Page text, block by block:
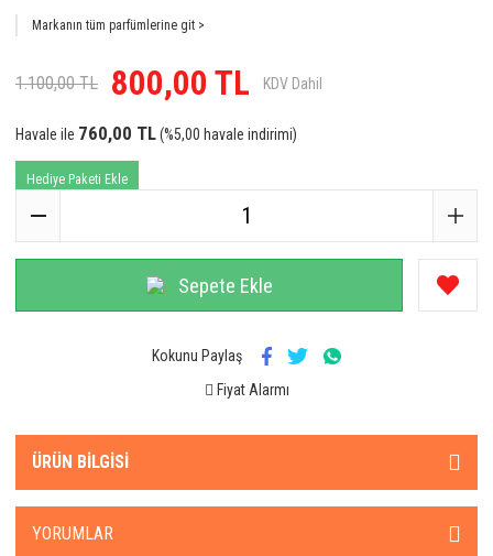
Markanın tüm parfümlerine git >
1.100,00 TL 800,00 TL KDV Dahil
Havale ile 760,00 TL(%5,00 havale indirimi)
Hediye Paketi Ekle
Sepete Ekle
Kokunu Paylaş
Fiyat Alarmı
ÜRÜN BILGISI
YORUMLAR